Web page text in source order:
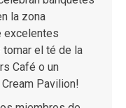
la zona
excelentes
tomar el té de la
Café o un
Pavilion!